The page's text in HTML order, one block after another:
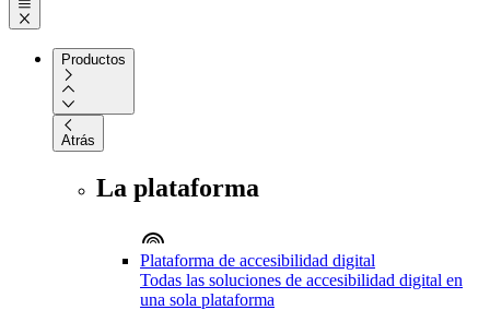
Productos
Atrás
La plataforma
Plataforma de accesibilidad digital
Todas las soluciones de accesibilidad digital en
una sola plataforma